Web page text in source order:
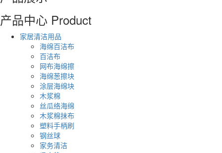
产品中心 Product
家居清洁用品
海绵百洁布
百洁布
网布海绵擦
海绵葱擦块
涂层海绵块
木浆棉
丝瓜络海绵
木浆棉抹布
塑料手柄刷
钢丝球
家务清洁